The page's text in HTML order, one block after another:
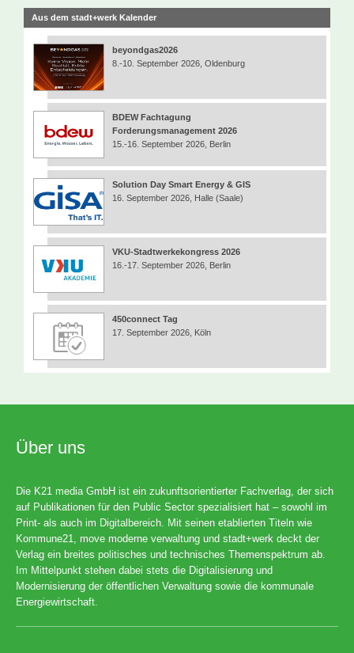
Aus dem stadt+werk Kalender
beyondgas2026
8.-10. September 2026, Oldenburg
BDEW Fachtagung
Forderungsmanagement 2026
15.-16. September 2026, Berlin
Solution Day Smart Energy & GIS
16. September 2026, Halle (Saale)
VKU-Stadtwerkekongress 2026
16.-17. September 2026, Berlin
450connect Tag
17. September 2026, Köln
Über uns
Die K21 media GmbH ist ein zukunftsorientierter Fachverlag, der sich
auf Publikationen für den Public Sector spezialisiert hat – sowohl im
Print- als auch im Digitalbereich. Mit seinen etablierten Titeln wie
Kommune21, move moderne verwaltung und stadt+werk deckt der
Verlag ein breites politisches und technisches Themenspektrum ab.
Im Mittelpunkt stehen dabei stets die Digitalisierung und
Modernisierung der öffentlichen Verwaltung sowie die kommunale
Energiewirtschaft.